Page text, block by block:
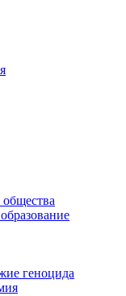
геноцида